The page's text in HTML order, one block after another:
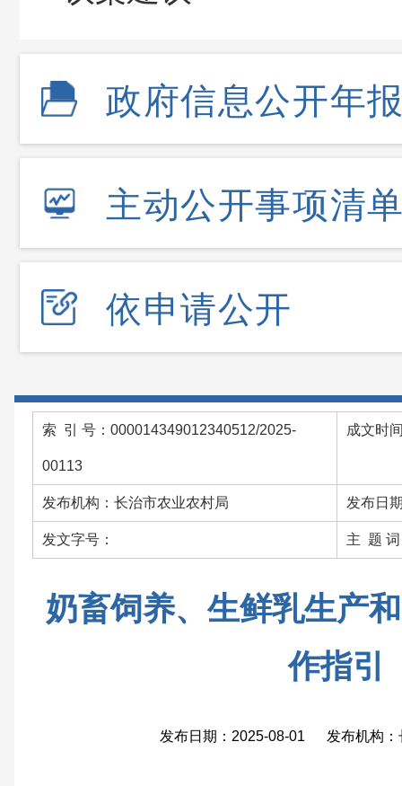
政府信息公开年
主动公开事项清
依申请公开
索 引 号：000014349012340512/2025-
00113
成文时
发布机构：长治市农业农村局 发布日
发文字号： 主 题 词
奶畜饲养、生鲜乳生产
作指引
发布日期：2025-08-01 发布机构：